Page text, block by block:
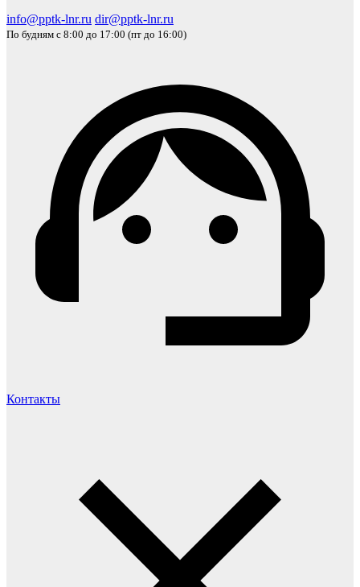
info@pptk-lnr.ru dir@pptk-lnr.ru
По будням с 8:00 до 17:00 (пт до 16:00)
Контакты